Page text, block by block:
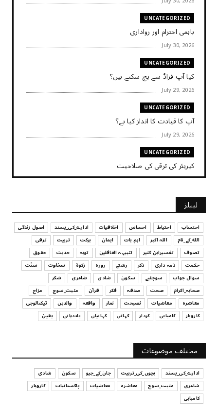
UNCATEGORIZED
باہمی احترام اور رواداری
July 30, 2026
UNCATEGORIZED
کیا آپ فراڈ سے بچ سکتے ہیں؟
July 29, 2026
UNCATEGORIZED
آپ کا قیادت کا انداز کیا ہے؟
July 29, 2026
UNCATEGORIZED
کیریئر کی ترقی کی صلاحیت
July 29, 2026
UNCATEGORIZED
کیا آپ اپنے باس کو مؤثر طریقے سے منظم کر رہے ہیں
July 29, 2026
UNCATEGORIZED
اس وقت آپ کا موڈ کیسا ہے؟
July 29, 2026
UNCATEGORIZED
قرض لینے اور دینے میں ہوشیاری
July 29, 2026
آپ کا فیصلہ کرنے کا انداز
July 29, 2026
لیبلز
احتساب احتیاط احساس اخلاقیات ادارے_کی_پسند
اصول زندگی
الله_کے_نام
اللہ اکبر اہم بات ایمان برکت تربیت
ترقی
تصوف
تفسیرابن کثیر تنبیہہ الغافلین توبہ حدیث
حقوق
حکمت
ذمہ داری ذکر رشتے روزہ زکوٰۃ سخاوت
سنّت
سوال جواب
سوچئیے سکون شادی شاعری
شکر
صحابہ_اکرام
صحت صدقہ فکر قرآن مثبت_سوچ
مزاح
معاشرہ
معاشیات نصیحت نماز واقعہ والدین
ٹیکنالوجی
کاروبار
کامیابی کردار کہانی کہانیاں یاددہانی یقین
مختلف موضوعات
ادارے_کی_پسند بچوں_کی_تربیت جان_کے_جیو سکون
شادی
شاعری
مثبت_سوچ معاشرہ معاشیات پاکستانیات
کاروبار
کامیابی